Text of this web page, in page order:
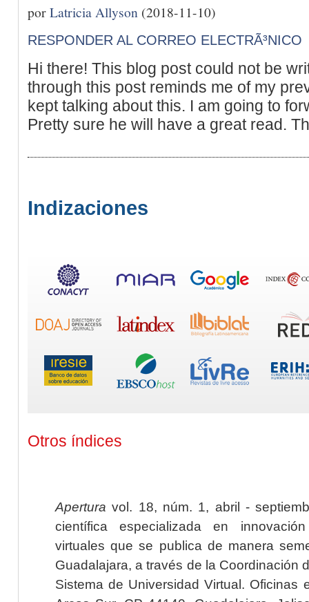
porLatricia Allyson (2018-11-10)
RESPONDER AL CORREO ELECTRÃ³NICO
Hi there! This blog post could not be
through this post reminds me of my
kept talking about this. I am going to
Pretty sure he will have a great read.
Indizaciones
Otros índices
Apertura vol. 18, núm. 1, abril -
científica especializada en
virtuales que se publica de manera
Guadalajara, a través de la Coordinación
Sistema de Universidad Virtual. Oficinas